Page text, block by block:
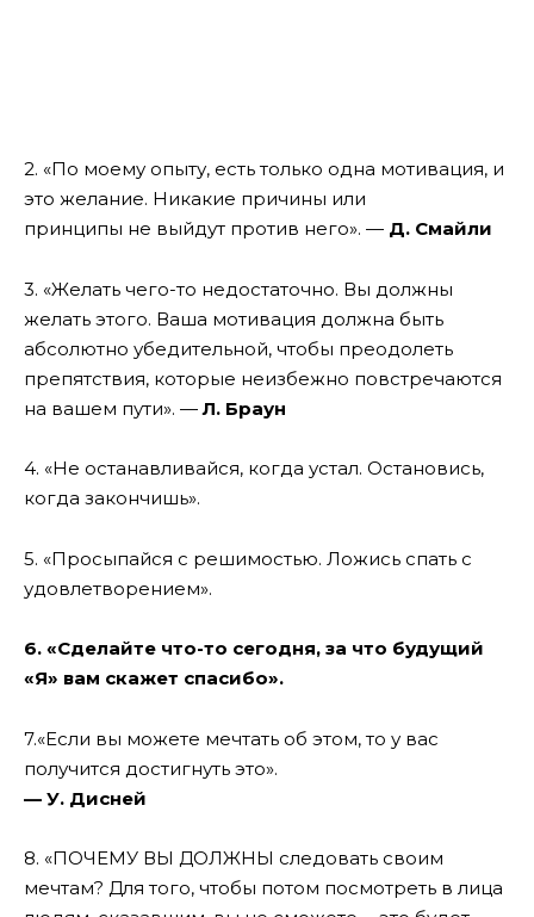
2. «По моему опыту, есть только одна мотивация, и
это желание. Никакие причины или
принципы не выйдут против него». — Д. Смайли
3. «Желать чего-то недостаточно. Вы должны
желать этого. Ваша мотивация должна быть
абсолютно убедительной, чтобы преодолеть
препятствия, которые неизбежно повстречаются
на вашем пути». —Л. Браун
4. «Не останавливайся, когда устал. Остановись,
когда закончишь».
5. «Просыпайся с решимостью. Ложись спать с
удовлетворением».
6. «Сделайте что-то сегодня, за что будущий
«Я» вам скажет спасибо».
7.«Если вы можете мечтать об этом,то у вас
получится достигнуть это».
— У. Дисней
8. «ПОЧЕМУ ВЫ ДОЛЖНЫ следовать своим
мечтам? Для того, чтобы потом посмотреть в лица